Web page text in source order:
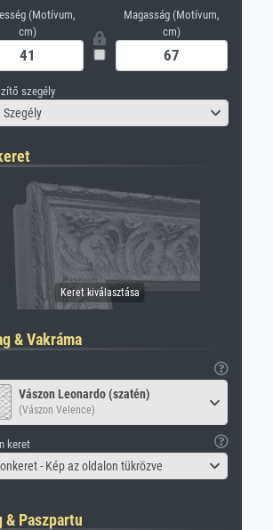
(Motívum,
cm)
Magasság (Motívum,
cm)
szegély
Szegély
& Vakráma
Vászon Leonardo (szatén)
(Vászon Velence)
keret
- Kép az oldalon tükrözve
& Paszpartu